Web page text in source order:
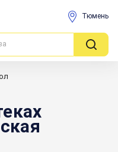
Тюмень